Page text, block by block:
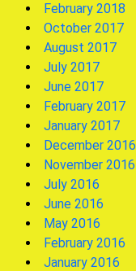
February 2018
October 2017
August 2017
July 2017
June 2017
February 2017
January 2017
December 2016
November 2016
July 2016
June 2016
May 2016
February 2016
January 2016